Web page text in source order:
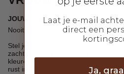
JOUW KLEUR. JOUW KRACHT.
Nooit meer twijfelen. Alleen nog
Stel je voor: een garderobe waarin
zacht, krachtig en volledig in
kleuren veranderen alles. Ze
rust in je stijl.
Laat je e-mail
direct een
Ja,